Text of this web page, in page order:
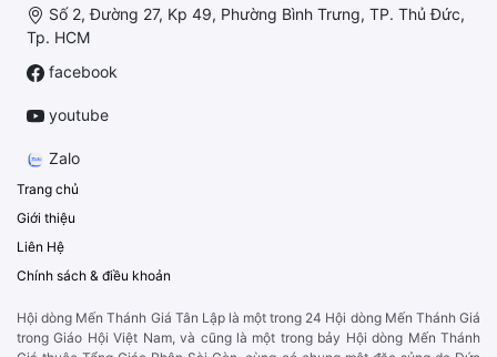
Số 2, Đường 27, Kp 49, Phường Bình Trưng, TP. Thủ Đức,
Tp. HCM
facebook
youtube
Zalo
Trang chủ
Giới thiệu
Liên Hệ
Chính sách & điều khoản
Hội dòng Mến Thánh Giá Tân Lập là một trong 24 Hội dòng Mến Thánh Giá
trong Giáo Hội Việt Nam, và cũng là một trong bảy Hội dòng Mến Thánh